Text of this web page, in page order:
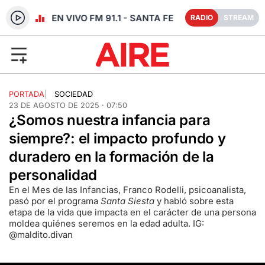
RADIO EN VIVO FM 91.1 - SANTA FE RADIO STREAM
PORTADA
SOCIEDAD
23 DE AGOSTO DE 2025 · 07:50
¿Somos nuestra infancia para
siempre?: el impacto profundo y
duradero en la formación de la
personalidad
En el Mes de las Infancias, Franco Rodelli, psicoanalista,
pasó por el programa Santa Siesta y habló sobre esta
etapa de la vida que impacta en el carácter de una persona
moldea quiénes seremos en la edad adulta. IG:
@maldito.divan